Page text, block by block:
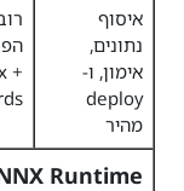
איסוף
נתונים,
אימון, ו-
deploy
מהיר
Runtime